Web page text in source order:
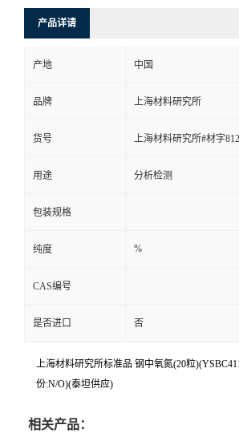
产品详请
产地 中国
品牌 上海材料研究所
货号 上海材料研究所#材字812
用途 分析检测
包装规格
纯度 %
CAS编号
是否进口 否
上海材料研究所标准品 钢中氧氮(20粒
份:N/O)(泰坦供应)
相关产品：